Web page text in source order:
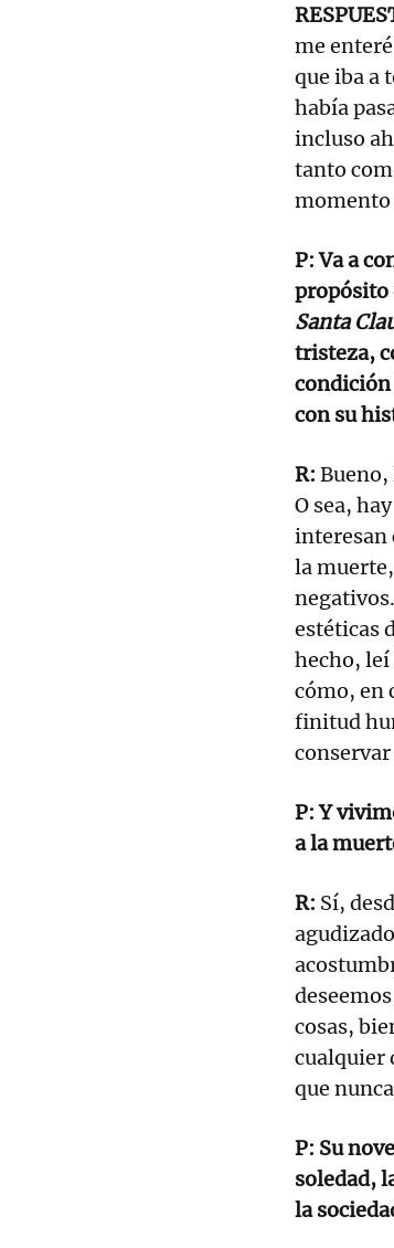
me
que iba a
había
incluso
tanto
momento
P: Va a
propósito
Santa
tristeza,
condición
con su
R: Bueno,
O sea,
interesan
la
estéticas
hecho, leí
cómo, en
finitud
conservar
P: Y
a la
R: Sí,
cosas,
cualquier
que
P: Su
soledad,
la